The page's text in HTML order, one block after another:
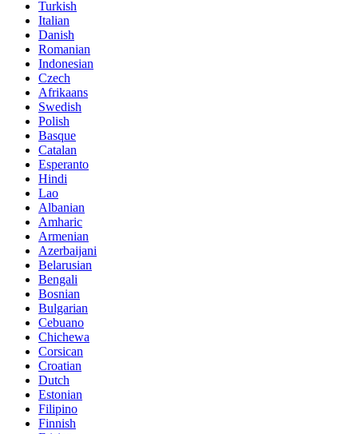
Turkish
Italian
Danish
Romanian
Indonesian
Czech
Afrikaans
Swedish
Polish
Basque
Catalan
Esperanto
Hindi
Lao
Albanian
Amharic
Armenian
Azerbaijani
Belarusian
Bengali
Bosnian
Bulgarian
Cebuano
Chichewa
Corsican
Croatian
Dutch
Estonian
Filipino
Finnish